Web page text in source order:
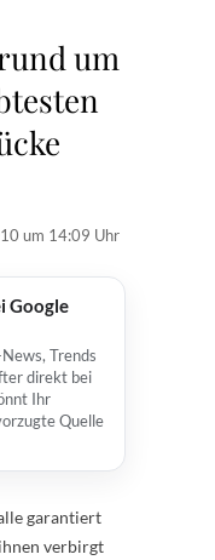
um
um 14:09 Uhr
Google
Trends
direkt bei
Ihr
Quelle
garantiert
verbirgt